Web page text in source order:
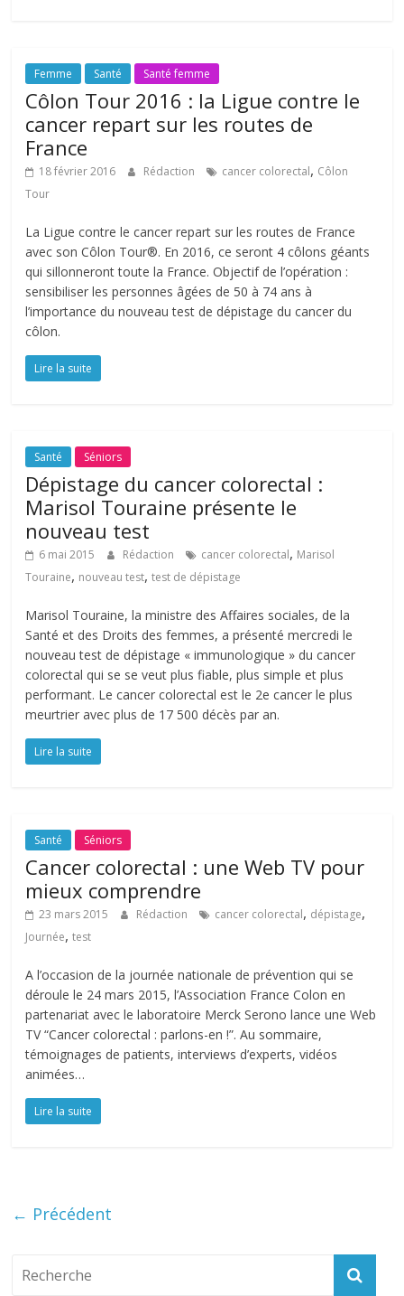
Femme Santé Santé femme
Côlon Tour 2016 : la Ligue contre le
cancer repart sur les routes de
France
18 février 2016 Rédaction cancer colorectal, Côlon
Tour
La Ligue contre le cancer repart sur les routes de France
avec son Côlon Tour®. En 2016, ce seront 4 côlons géants
qui sillonneront toute la France. Objectif de l’opération :
sensibiliser les personnes âgées de 50 à 74 ans à
l’importance du nouveau test de dépistage du cancer du
côlon.
Lire la suite
Santé Séniors
Dépistage du cancer colorectal :
Marisol Touraine présente le
nouveau test
6 mai 2015 Rédaction cancer colorectal, Marisol
Touraine, nouveau test,test de dépistage
Marisol Touraine, la ministre des Affaires sociales, de la
Santé et des Droits des femmes, a présenté mercredi le
nouveau test de dépistage « immunologique » du cancer
colorectal qui se se veut plus fiable, plus simple et plus
performant. Le cancer colorectal est le 2e cancer le plus
meurtrier avec plus de 17 500 décès par an.
Lire la suite
Santé Séniors
Cancer colorectal : une Web TV pour
mieux comprendre
23 mars 2015 Rédaction cancer colorectal, dépistage,
Journée,test
A l’occasion de la journée nationale de prévention qui se
déroule le 24 mars 2015, l’Association France Colon en
partenariat avec le laboratoire Merck Serono lance une Web
TV “Cancer colorectal : parlons-en !”. Au sommaire,
témoignages de patients, interviews d’experts, vidéos
animées…
Lire la suite
← Précédent